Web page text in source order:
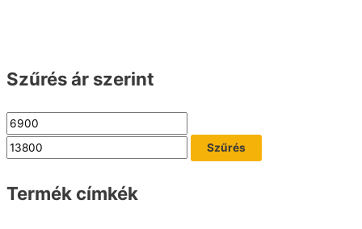
Szűrés ár szerint
Szűrés
Termék címkék